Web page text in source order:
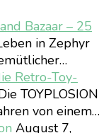
Bazaar – 25
in Zephyr
Retro-Toy-
TOYPLOSION
von einem…
August 7,